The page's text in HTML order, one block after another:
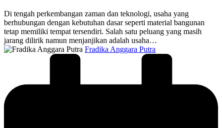
Di tengah perkembangan zaman dan teknologi, usaha yang
berhubungan dengan kebutuhan dasar seperti material bangunan
tetap memiliki tempat tersendiri. Salah satu peluang yang masih
jarang dilirik namun menjanjikan adalah usaha…
Posted
Fradika Anggara Putra